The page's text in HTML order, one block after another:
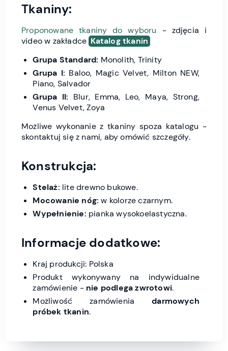
Tkaniny:
Proponowane tkaniny do wyboru - zdjęcia i
video w zakładce Katalog tkanin
Grupa Standard: Monolith, Trinity
Grupa I: Baloo, Magic Velvet, Milton NEW,
Piano, Salvador
Grupa II: Blur, Emma, Leo, Maya, Strong,
Venus Velvet, Zoya
Możliwe wykonanie z tkaniny spoza katalogu -
skontaktuj się z nami, aby omówić szczegóły.
Konstrukcja:
Stelaż: lite drewno bukowe.
Mocowanie nóg: w kolorze czarnym.
Wypełnienie: pianka wysokoelastyczna.
Informacje dodatkowe:
Kraj produkcji: Polska
Produkt wykonywany na indywidualne
zamówienie - nie podlega zwrotowi.
Możliwość zamówieniadarmowych
próbek tkanin.